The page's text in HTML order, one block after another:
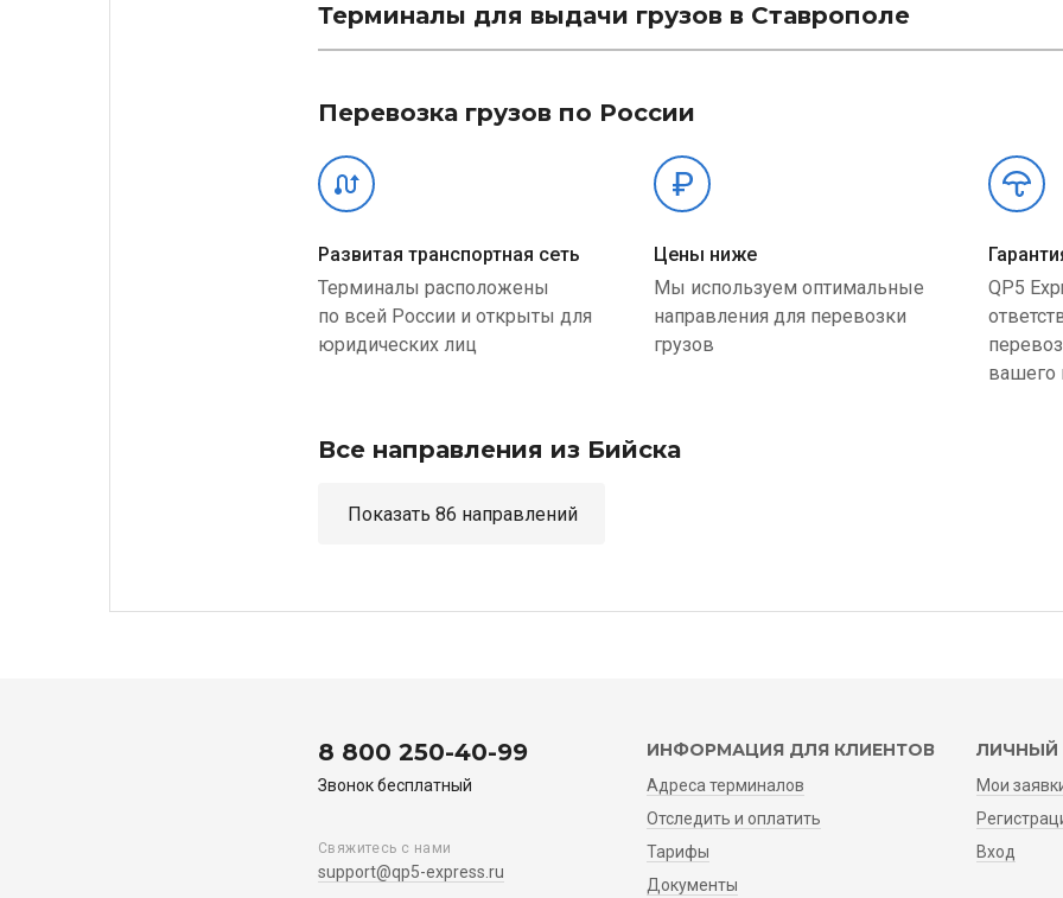
Терминалы для выдачи грузов в Ставрополе
Перевозка грузов по России
Развитая транспортная сеть
Терминалы расположены
по всей России и открыты для
юридических лиц
Цены ниже
Мы используем оптимальные
направления для перевозки
грузов
QP5
вашего
Все направления из Бийска
Показать 86 направлений
8 800 250-40-99
Звонок бесплатный
Свяжитесь с нами
support@qp5-express.ru
ИНФОРМАЦИЯ ДЛЯ КЛИЕНТОВ
Адреса терминалов
Отследить и оплатить
Тарифы
Документы
ЛИЧНЫЙ
Мои
Вход